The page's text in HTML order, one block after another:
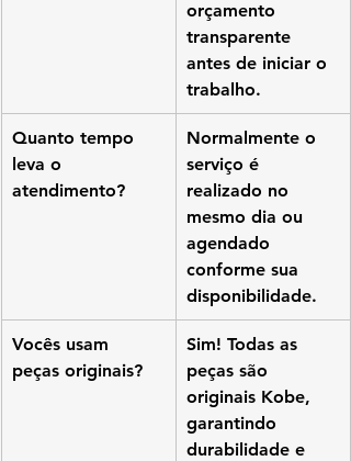
orçamento
transparente
antes de iniciar o
trabalho.
Quanto tempo
leva o
atendimento?
Normalmente o
serviço é
realizado no
mesmo dia ou
agendado
conforme sua
disponibilidade.
Vocês usam
peças originais?
Sim! Todas as
peças são
originais Kobe,
garantindo
durabilidade e